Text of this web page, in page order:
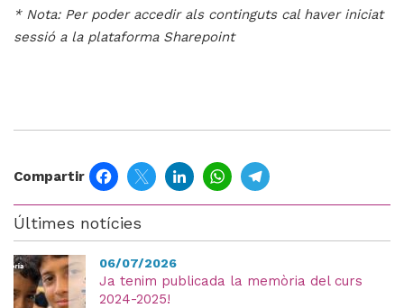
* Nota: Per poder accedir als continguts cal haver iniciat
sessió a la plataforma Sharepoint
Compartir FacebookTwitterLinkedInWhatsApp
Últimes notícies
06/07/2026
Ja tenim publicada la memòria del curs
2024-2025!